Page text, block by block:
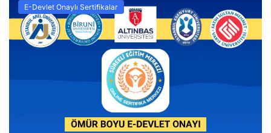
E-Devlet Onaylı Sertifikalar